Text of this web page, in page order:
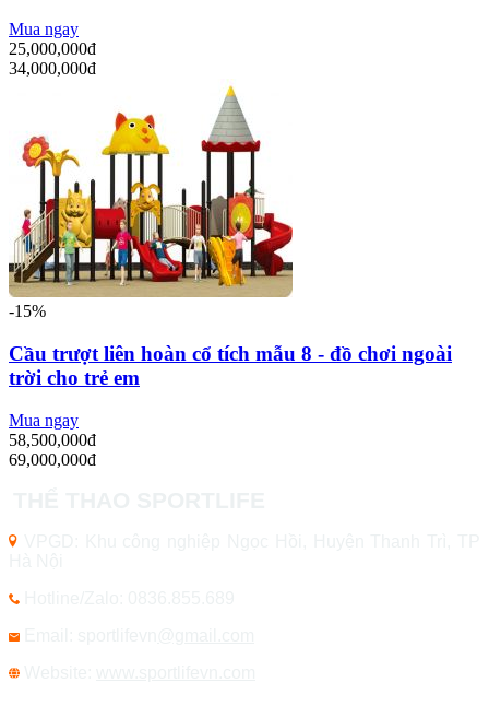
Mua ngay
25,000,000đ
34,000,000đ
-15%
Cầu trượt liên hoàn cổ tích mẫu 8 - đồ chơi ngoài
trời cho trẻ em
Mua ngay
58,500,000đ
69,000,000đ